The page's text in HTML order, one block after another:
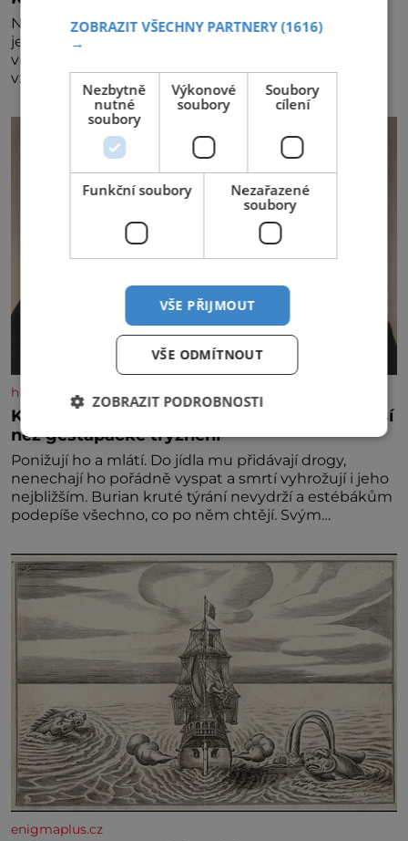
Největší český vinařský projekt Král vín ve svém již
jednadvacátém ročníku představil nejlepší domácí
vína. Ta vybírala odborná porota z celkem 1260
vzorků od 157 vinařů. Král vín, který se – i pře
historyplus.cz
Kněz Bohuslav Burian: Metody StB byly horší
než gestapácké trýznění
Ponižují ho a mlátí. Do jídla mu přidávají drogy,
nenechají ho pořádně vyspat a smrtí vyhrožují i jeho
nejbližším. Burian kruté týrání nevydrží a estébákům
podepíše všechno, co po něm chtějí. Svým
výslechů nikdo nevyvíjel fyzický ani psychický nátlak.
Syn brněnského řezníka chce být knězem a
enigmaplus.cz
ZOBRAZIT VŠECHNY PARTNERY(1616)
→
Nezbytně
nutné
soubory
Výkonové
soubory
Soubory
cílení
Funkční soubory
Nezařazené
soubory
VŠE PŘIJMOUT
VŠE ODMÍTNOUT
ZOBRAZIT PODROBNOSTI